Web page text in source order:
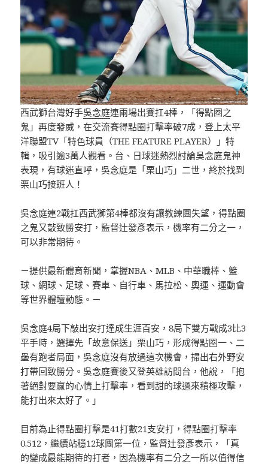
西武獅台灣好手吳念庭連兩場出賽扛4棒，「得點圈之
鬼」再度發威，在交流賽得點圈打擊率破7成，登上太平
洋聯盟TV「特色球員（THE FEATURE PLAYER）」特
輯，吸引逾3萬人觀看。台、日球迷熱烈討論吳念庭鬼神
表現，有球迷直呼，吳念庭是「栗山巧」二世，終於找到
栗山巧接班人！
吳念庭連2戰扛西武獅第4棒都沒有讓教練團失望，得點圈
之鬼又敲致勝安打，監督辻發彥表示，機率有二分之一，
可以非常期待。
－提供最新體育新聞，掌握NBA、MLB、中華職棒、籃
球、網球、足球、賽車、自行車、馬拉松、奧運、運動會
等世界體壇動態。－
吳念庭4局下敲出安打達成生涯百安，8局下雙方戰成3比3
平手時，選擇先「故意保送」栗山巧，形成得點圈一、二
壘有跑者局面，吳念庭沒有放過這次機會，掃出右外野安
打帶回致勝分。吳念庭賽後又登英雄訪問台，他說，「抱
著絕對要贏的心情上打擊率，看到甜的球過來積極攻擊，
能打出來太好了。」
目前為止得點圈打擊是41打數21支安打，得點圈打擊率
0.512，繼續站穩12球團第一位，監督辻發彥表示，「真
的變成最能期待的打者，因為機率有二分之一所以值得信